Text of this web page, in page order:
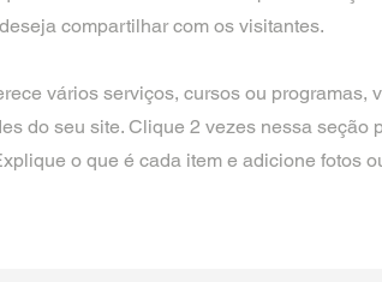
compartilhar com os visitantes.
vários serviços, cursos ou programas,
do seu site. Clique 2 vezes nessa seção
o que é cada item e adicione fotos